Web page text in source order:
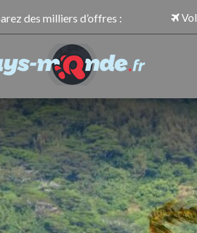
des milliers d’offres : Vol